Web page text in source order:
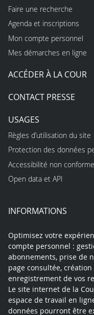
Faire une recherche
Agenda et inscriptions
Mon compte personnel
Mes démarches en ligne
ACCÉDER À LA COUR
CONTACT PRESSE
USAGES
Règles d’utilisation du site
Protection des données
Accessibilité non conforme
Open data et API
INFORMATIONS
Optimisez votre
compte personnel :
abonnements, prise de
page consultée,
enregistrement de vos
Le site internet de la
espace de travail en
données pourront être